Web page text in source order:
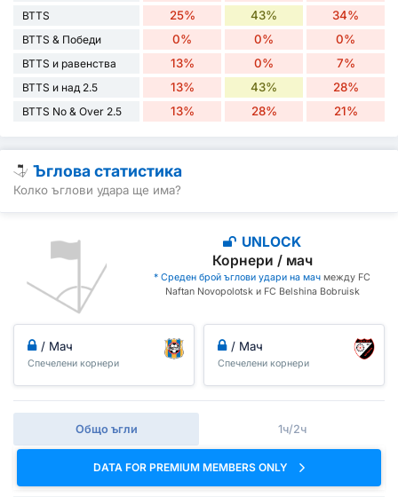
BTTS 25% 43% 34%
BTTS & Победи 0% 0% 0%
BTTS и равенства 13% 0% 7%
BTTS и над 2.5 13% 43% 28%
BTTS No & Over 2.5 13% 28% 21%
Ъглова статистика
Колко ъглови удара ще има?
UNLOCK
Корнери / мач
* Среден брой ъглови удари на мач между FC
Naftan Novopolotsk и FC Belshina Bobruisk
/ Мач
Спечелени корнери
/ Мач
Спечелени корнери
Общо ъгли 1ч/2ч
DATA FOR PREMIUM MEMBERS ONLY